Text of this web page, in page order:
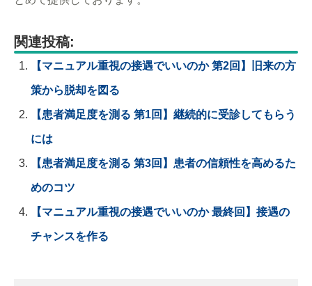
関連投稿:
【マニュアル重視の接遇でいいのか 第2回】旧来の方
策から脱却を図る
【患者満足度を測る 第1回】継続的に受診してもらう
には
【患者満足度を測る 第3回】患者の信頼性を高めるた
めのコツ
【マニュアル重視の接遇でいいのか 最終回】接遇の
チャンスを作る